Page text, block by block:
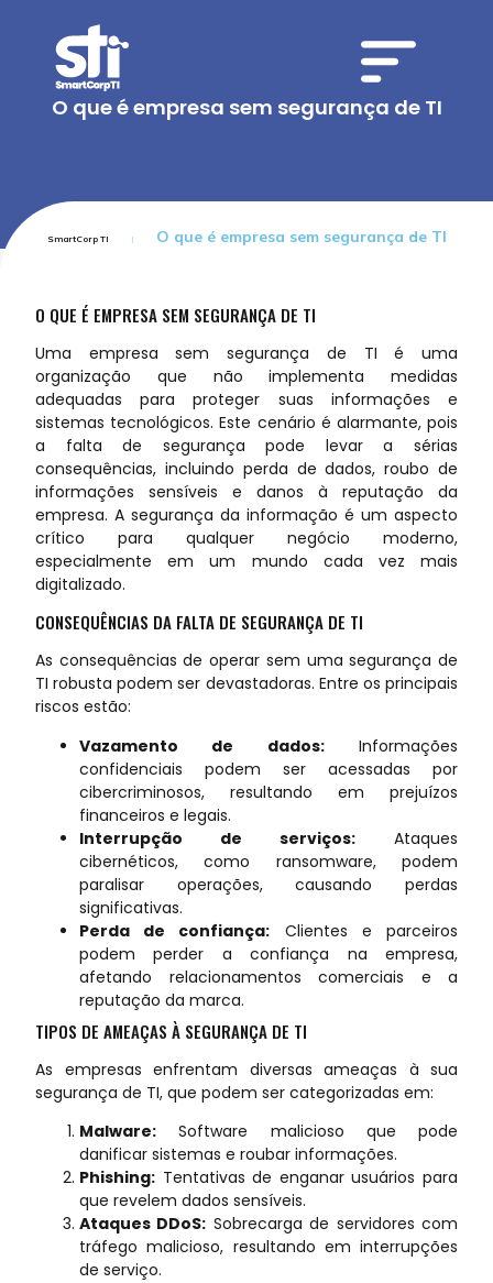
O que é empresa sem segurança de TI
SmartCorp TI O que é empresa sem segurança de TI
O QUE É EMPRESA SEM SEGURANÇA DE TI
Uma empresa sem segurança de TI é uma
organização que não implementa medidas
adequadas para proteger suas informações e
sistemas tecnológicos. Este cenário é alarmante, pois
a falta de segurança pode levar a sérias
consequências, incluindo perda de dados, roubo de
informações sensíveis e danos à reputação da
empresa. A segurança da informação é um aspecto
crítico para qualquer negócio moderno,
especialmente em um mundo cada vez mais
digitalizado.
CONSEQUÊNCIAS DA FALTA DE SEGURANÇA DE TI
As consequências de operar sem uma segurança de
TI robusta podem ser devastadoras. Entre os principais
riscos estão:
Vazamento de dados:Informações
confidenciais podem ser acessadas por
cibercriminosos, resultando em prejuízos
financeiros e legais.
Interrupção de serviços: Ataques
cibernéticos, como ransomware, podem
paralisar operações, causando perdas
significativas.
Perda de confiança: Clientes e parceiros
podem perder a confiança na empresa,
afetando relacionamentos comerciais e a
reputação da marca.
TIPOS DE AMEAÇAS À SEGURANÇA DE TI
As empresas enfrentam diversas ameaças à sua
segurança de TI, que podem ser categorizadas em:
Malware: Software malicioso que pode
danificar sistemas e roubar informações.
Phishing: Tentativas de enganar usuários para
que revelem dados sensíveis.
Ataques DDoS: Sobrecarga de servidores com
tráfego malicioso, resultando em interrupções
de serviço.